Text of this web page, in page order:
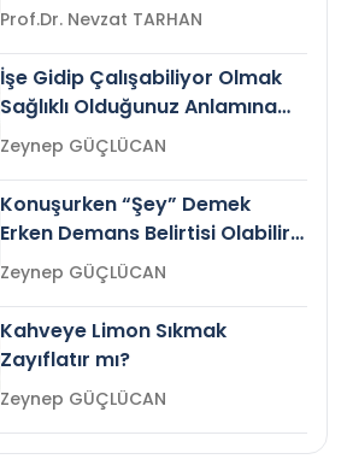
Prof.Dr. Nevzat TARHAN
İşe Gidip Çalışabiliyor Olmak
Sağlıklı Olduğunuz Anlamına
Gelir mi?Zeynep GÜÇLÜCAN
Konuşurken “Şey” Demek
Erken Demans Belirtisi Olabilir
mi?
Zeynep GÜÇLÜCAN
Kahveye Limon Sıkmak
Zayıflatır mı?
Zeynep GÜÇLÜCAN